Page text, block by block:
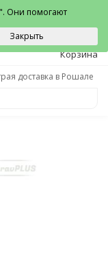
0
Корзина
доставка в Рошале
Они помогают
Закрыть